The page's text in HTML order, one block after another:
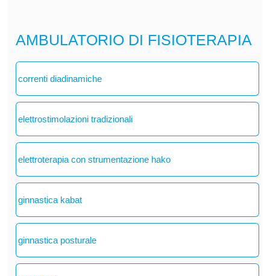
AMBULATORIO DI FISIOTERAPIA
correnti diadinamiche
elettrostimolazioni tradizionali
elettroterapia con strumentazione hako
ginnastica kabat
ginnastica posturale